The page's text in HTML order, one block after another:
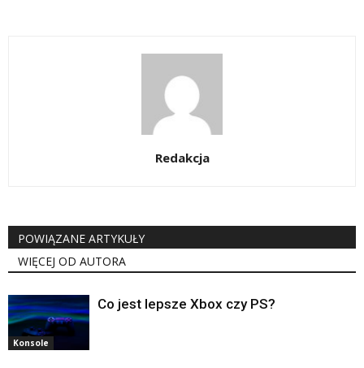
Redakcja
POWIĄZANE ARTYKUŁY
WIĘCEJ OD AUTORA
Konsole
Co jest lepsze Xbox czy PS?